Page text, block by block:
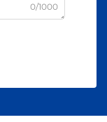
0/1000